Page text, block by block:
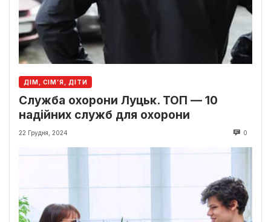
ДІМ, СІМ’Я, ДІТИ
Служба охорони Луцьк. ТОП — 10
надійних служб для охорони
22 Грудня, 2024 0